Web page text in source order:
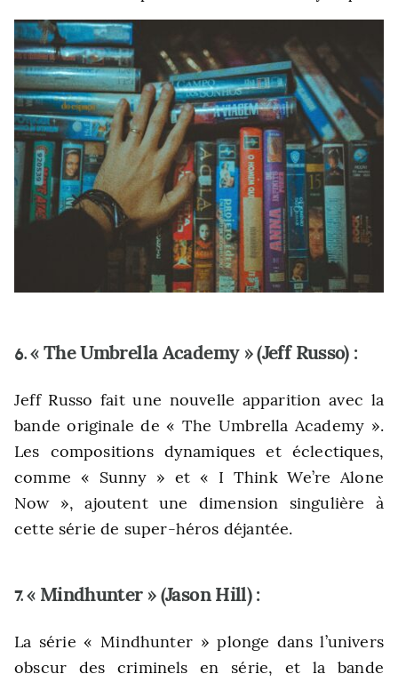
6.« The Umbrella Academy » (Jeff Russo) :
Jeff Russo fait une nouvelle apparition avec la
bande originale de « The Umbrella Academy ».
Les compositions dynamiques et éclectiques,
comme « Sunny » et « I Think We’re Alone
Now », ajoutent une dimension singulière à
cette série de super-héros déjantée.
7.« Mindhunter » (Jason Hill) :
La série « Mindhunter » plonge dans l’univers
obscur des criminels en série, et la bande